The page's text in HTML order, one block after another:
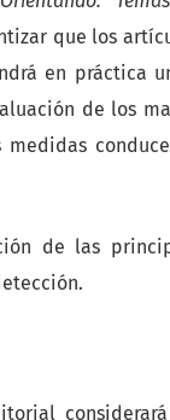
que los
en práctica
de los
de las